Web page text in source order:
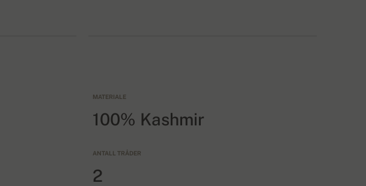
MATERIALE
100% Kashmir
ANTALL TRÅDER
2